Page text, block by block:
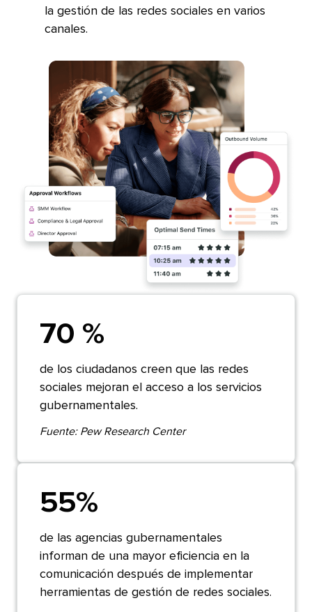
la gestión de las redes sociales en varios
canales.​​
70 %​​
de los ciudadanos creen que las redes
sociales mejoran el acceso a los servicios
gubernamentales.​​
Fuente: Pew Research Center​​
55%​​
de las agencias gubernamentales
informan de una mayor eficiencia en la
comunicación después de implementar
herramientas de gestión de redes sociales.​​